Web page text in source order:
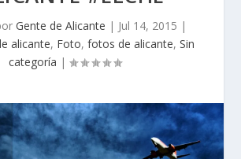
Gente de Alicante | Jul 14, 2015 |
alicante, Foto, fotos de alicante, Sin
categoría |